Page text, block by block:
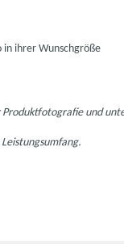
ihrer Wunschgröße
und